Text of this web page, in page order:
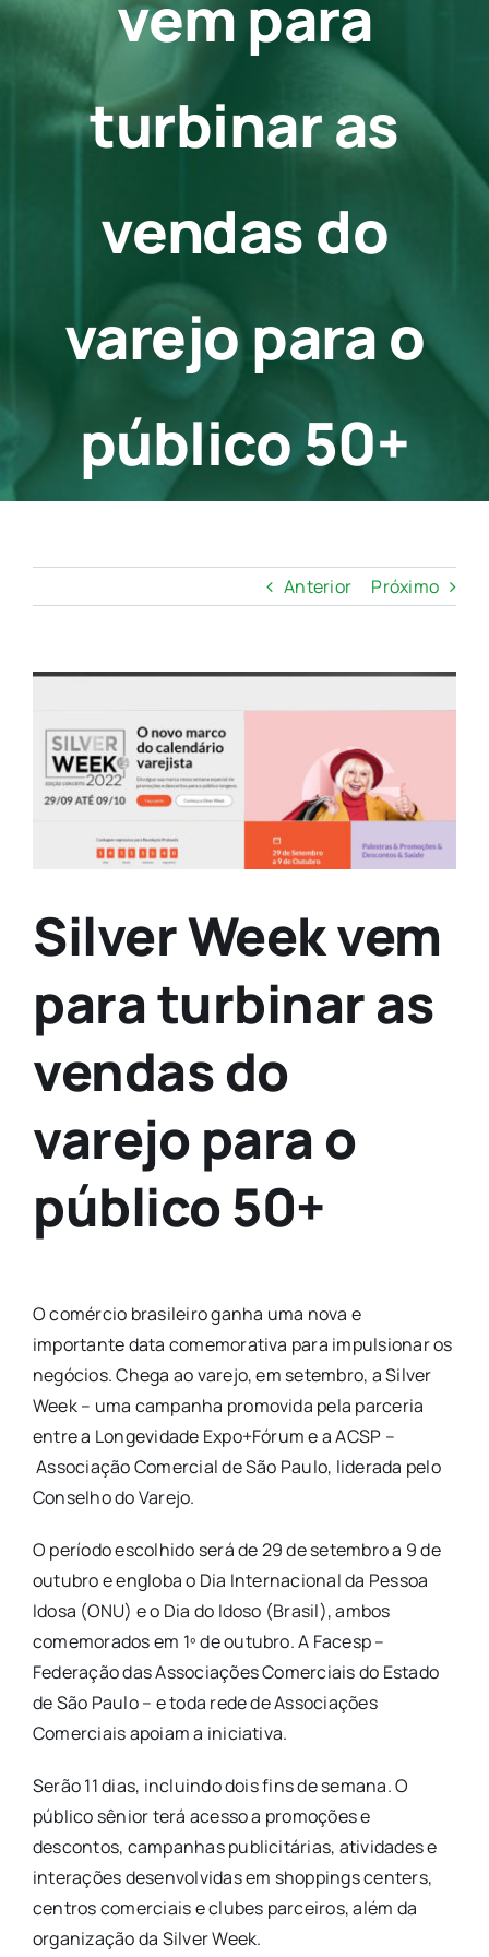
vem para
turbinar as
vendas do
varejo para o
público 50+
Anterior Próximo
Image
Silver Week vem
para turbinar as
vendas do
varejo para o
público 50+
O comércio brasileiro ganha uma nova e
importante data comemorativa para impulsionar os
negócios. Chega ao varejo, em setembro, a Silver
Week – uma campanha promovida pela parceria
entre a Longevidade Expo+Fórum e a ACSP –
Associação Comercial de São Paulo, liderada pelo
Conselho do Varejo.
O período escolhido será de 29 de setembro a 9 de
outubro e engloba o Dia Internacional da Pessoa
Idosa (ONU) e o Dia do Idoso (Brasil), ambos
comemorados em 1º de outubro. A Facesp –
Federação das Associações Comerciais do Estado
de São Paulo – e toda rede de Associações
Comerciais apoiam a iniciativa.
Serão 11 dias, incluindo dois fins de semana. O
público sênior terá acesso a promoções e
descontos, campanhas publicitárias, atividades e
interações desenvolvidas em shoppings centers,
centros comerciais e clubes parceiros, além da
organização da Silver Week.